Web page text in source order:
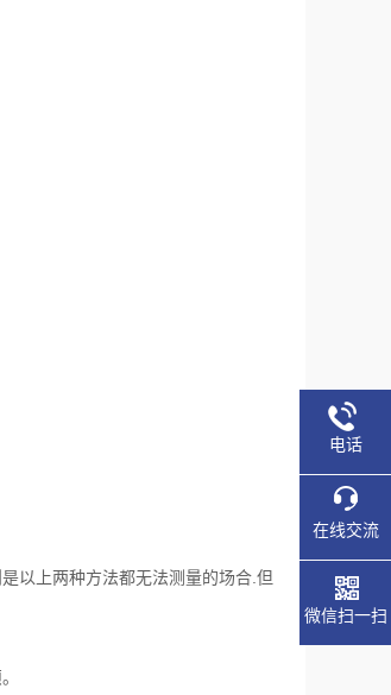
以上两种方法都无法测量的场合.但
电话
在线交流
微信扫一扫